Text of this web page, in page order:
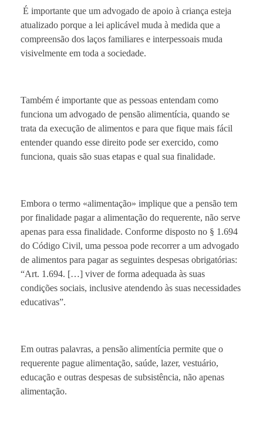
É importante que um advogado de apoio à criança esteja
atualizado porque a lei aplicável muda à medida que a
compreensão dos laços familiares e interpessoais muda
visivelmente em toda a sociedade.
Também é importante que as pessoas entendam como
funciona um advogado de pensão alimentícia, quando se
trata da execução de alimentos e para que fique mais fácil
entender quando esse direito pode ser exercido, como
funciona, quais são suas etapas e qual sua finalidade.
Embora o termo «alimentação» implique que a pensão tem
por finalidade pagar a alimentação do requerente, não serve
apenas para essa finalidade. Conforme disposto no § 1.694
do Código Civil, uma pessoa pode recorrer a um advogado
de alimentos para pagar as seguintes despesas obrigatórias:
“Art. 1.694. […] viver de forma adequada às suas
condições sociais, inclusive atendendo às suas necessidades
educativas”.
Em outras palavras, a pensão alimentícia permite que o
requerente pague alimentação, saúde, lazer, vestuário,
educação e outras despesas de subsistência, não apenas
alimentação.